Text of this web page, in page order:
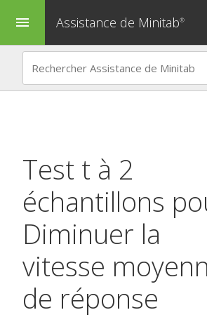
menu Assistance de Minitab®
Test t à 2
échantillons
Diminuer la
vitesse
de réponse